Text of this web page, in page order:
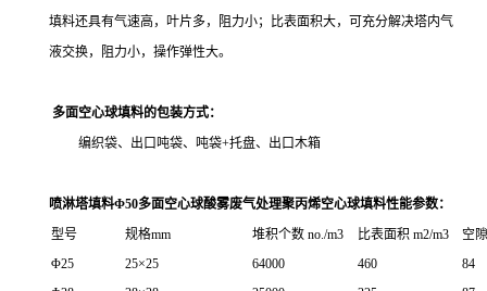
填料还具有气速高，叶片多，阻力小；比表面积大，可充分解决塔内气
液交换，阻力小，操作弹性大。
多面空心球填料的包装方式：
编织袋、出口吨袋、吨袋+托盘、出口木箱
喷淋塔填料Φ50多面空心球酸雾废气处理聚丙烯空心球填料性能参数：
型号
规格mm 堆积个数 no./m3 比表面积 m2/m3
空
Φ25
25×25 64000 460
84